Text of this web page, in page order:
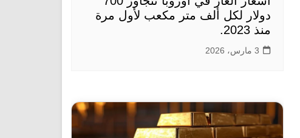
دولار لكل ألف متر مكعب لأول مرة
منذ 2023.
3 مارس، 2026